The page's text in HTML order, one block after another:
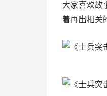
大家喜欢故
着再出相关